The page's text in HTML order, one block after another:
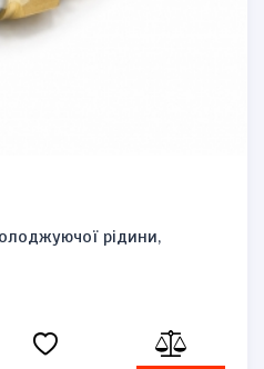
рідини,